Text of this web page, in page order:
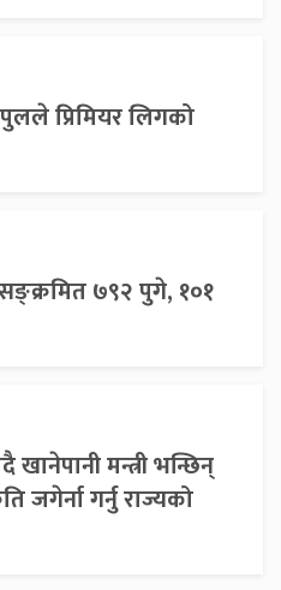
प्रिमियर लिगको
७९२ पुगे, १०१
मन्त्री भन्छिन्
जगेर्ना गर्नु राज्यको